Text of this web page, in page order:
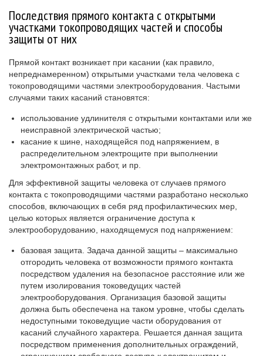
Последствия прямого контакта с открытыми
участками токопроводящих частей и способы
защиты от них
Прямой контакт возникает при касании (как правило,
непреднамеренном) открытыми участками тела человека с
токопроводящими частями электрооборудования. Частыми
случаями таких касаний становятся:
использование удлинителя с открытыми контактами или же
неисправной электрической частью;
касание к шине, находящейся под напряжением, в
распределительном электрощите при выполнении
электромонтажных работ, и пр.
Для эффективной защиты человека от случаев прямого
контакта с токопроводящими частями разработано несколько
способов, включающих в себя ряд профилактических мер,
целью которых является ограничение доступа к
электрооборудованию, находящемуся под напряжением:
базовая защита. Задача данной защиты – максимально
отгородить человека от возможности прямого контакта
посредством удаления на безопасное расстояние или же
путем изолирования токоведущих частей
электрооборудования. Организация базовой защиты
должна быть обеспечена на таком уровне, чтобы сделать
недоступными токоведущие части оборудования от
касаний случайного характера. Решается данная защита
посредством применения дополнительных ограждений,